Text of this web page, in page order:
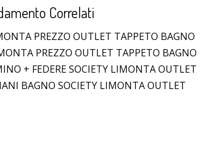
Correlati
PREZZO OUTLET TAPPETO BAGNO
PREZZO OUTLET TAPPETO BAGNO
+ FEDERE SOCIETY LIMONTA OUTLET
BAGNO SOCIETY LIMONTA OUTLET